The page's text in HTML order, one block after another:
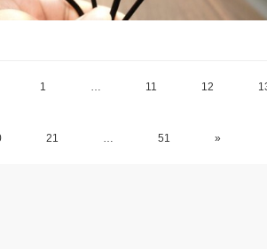
1 … 11 12
21 … 51 »